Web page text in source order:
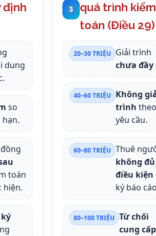
định
dung
so
toán
hiện.
quá trình kiểm
toán (Điều 29)
20–30 TRIỆU Giải trình
chưa đầy
40–60 TRIỆU Không
trình theo
yêu cầu.
60–80 TRIỆU Thuê
không đủ
điều kiện
ký báo
80–100 TRIỆU Từ chối
cung cấp